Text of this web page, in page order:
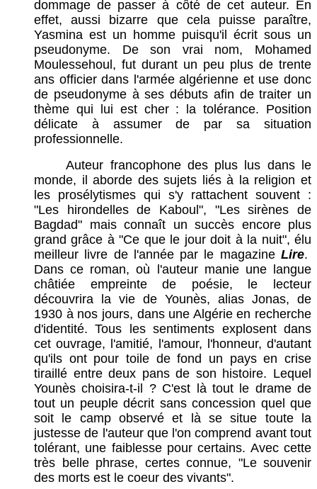
dommage de passer à côté de cet auteur. En
effet, aussi bizarre que cela puisse paraître,
Yasmina est un homme puisqu'il écrit sous un
pseudonyme. De son vrai nom, Mohamed
Moulessehoul, fut durant un peu plus de trente
ans officier dans l'armée algérienne et use donc
de pseudonyme à ses débuts afin de traiter un
thème qui lui est cher : la tolérance. Position
délicate à assumer de par sa situation
professionnelle.
Auteur francophone des plus lus dans le
monde, il aborde des sujets liés à la religion et
les prosélytismes qui s'y rattachent souvent :
"Les hirondelles de Kaboul", "Les sirènes de
Bagdad" mais connaît un succès encore plus
grand grâce à "Ce que le jour doit à la nuit", élu
meilleur livre de l'année par le magazine Lire.
Dans ce roman, où l'auteur manie une langue
châtiée empreinte de poésie, le lecteur
découvrira la vie de Younès, alias Jonas, de
1930 à nos jours, dans une Algérie en recherche
d'identité. Tous les sentiments explosent dans
cet ouvrage, l'amitié, l'amour, l'honneur, d'autant
qu'ils ont pour toile de fond un pays en crise
tiraillé entre deux pans de son histoire. Lequel
Younès choisira-t-il ? C'est là tout le drame de
tout un peuple décrit sans concession quel que
soit le camp observé et là se situe toute la
justesse de l'auteur que l'on comprend avant tout
tolérant, une faiblesse pour certains. Avec cette
très belle phrase, certes connue, "Le souvenir
des morts est le coeur des vivants".